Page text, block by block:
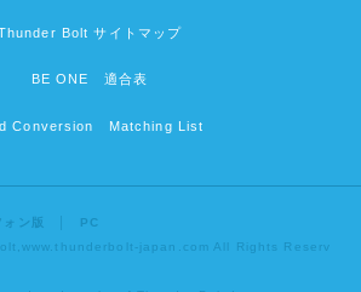
Bolt サイトマップ
BE ONE 適合表
Conversion Matching List
ォン版
│ PC
japan.com All Rights Reserv